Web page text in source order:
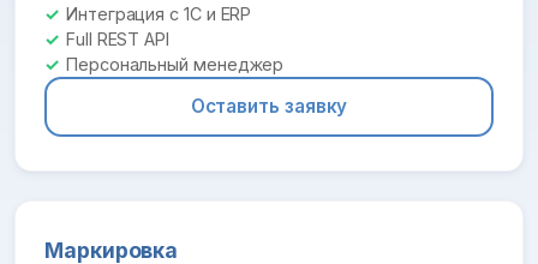
Интеграция с 1С и ERP
Full REST API
Персональный менеджер
Оставить заявку
Маркировка